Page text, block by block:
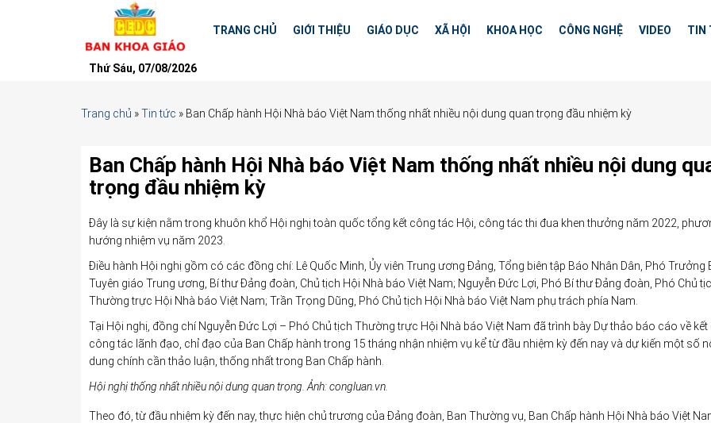
TRANG CHỦ GIỚI THIỆU GIÁO DỤC XÃ HỘI KHOA HỌC CÔNG NGHỆ VIDEO TIN
Thứ Sáu, 07/08/2026
Trang chủ »Tin tức » Ban Chấp hành Hội Nhà báo Việt Nam thống nhất nhiều nội dung quan trọng đầu nhiệm kỳ
Ban Chấp hành Hội Nhà báo Việt Nam thống nhất nhiều nội dung
trọng đầu nhiệm kỳ
Đây là sự kiện nằm trong khuôn khổ Hội nghị toàn quốc tổng kết công tác Hội, công tác thi đua khen thưởng năm 2022,
hướng nhiệm vụ năm 2023.
Điều hành Hội nghị gồm có các đồng chí: Lê Quốc Minh, Ủy viên Trung ương Đảng, Tổng biên tập Báo Nhân Dân, Phó Trưởng
Tuyên giáo Trung ương, Bí thư Đảng đoàn, Chủ tịch Hội Nhà báo Việt Nam; Nguyễn Đức Lợi, Phó Bí thư Đảng đoàn, Phó Chủ
Thường trực Hội Nhà báo Việt Nam; Trần Trọng Dũng, Phó Chủ tịch Hội Nhà báo Việt Nam phụ trách phía Nam.
Tại Hội nghị, đồng chí Nguyễn Đức Lợi – Phó Chủ tịch Thường trực Hội Nhà báo Việt Nam đã trình bày Dự thảo báo cáo về kết
công tác lãnh đạo, chỉ đạo của Ban Chấp hành trong 15 tháng nhận nhiệm vụ kể từ đầu nhiệm kỳ đến nay và dự kiến một số
dung chính cần thảo luận, thống nhất trong Ban Chấp hành.
Hội nghị thống nhất nhiều nội dung quan trọng . Ảnh: congluan.vn.
Theo đó, từ đầu nhiệm kỳ đến nay, thực hiện chủ trương của Đảng đoàn, Ban Thường vụ, Ban Chấp hành Hội Nhà báo Việt